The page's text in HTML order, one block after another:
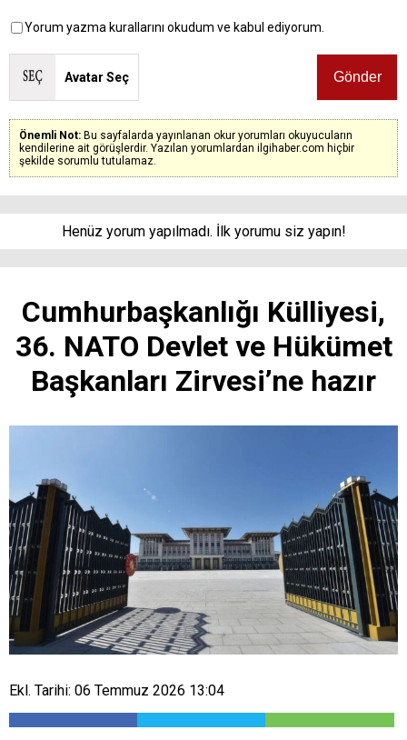
Yorum yazma kurallarını okudum ve kabul ediyorum.
Avatar Seç
Önemli Not: Bu sayfalarda yayınlanan okur yorumları okuyucuların
kendilerine ait görüşlerdir. Yazılan yorumlardan ilgihaber.com hiçbir
şekilde sorumlu tutulamaz.
Henüz yorum yapılmadı. İlk yorumu siz yapın!
Cumhurbaşkanlığı Külliyesi,
36. NATO Devlet ve Hükümet
Başkanları Zirvesi’ne hazır
Ekl. Tarihi: 06 Temmuz 2026 13:04